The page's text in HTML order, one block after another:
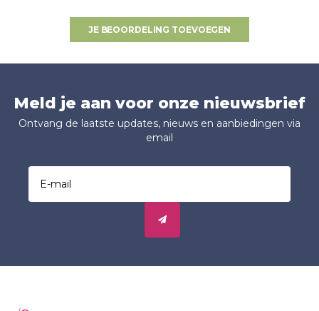
JE BEOORDELING TOEVOEGEN
Meld je aan voor onze nieuwsbrief
Ontvang de laatste updates, nieuws en aanbiedingen via
email